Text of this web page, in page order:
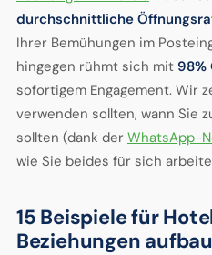
durchschnittliche
Ihrer Bemühungen im
hingegen rühmt sich mit 98%
sofortigem Engagement. Wir
verwenden sollten, wann Sie
sollten (dank der WhatsApp-
wie Sie beides für sich
15 Beispiele für
Beziehungen